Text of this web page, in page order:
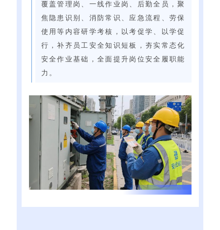
覆盖管理岗、一线作业岗、后勤全员，聚
焦隐患识别、消防常识、应急流程、劳保
使用等内容研学考核，以考促学、以学促
行，补齐员工安全知识短板，夯实常态化
安全作业基础，全面提升岗位安全履职能
力。